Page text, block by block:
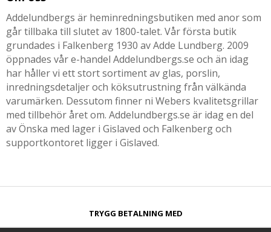
Addelundbergs är heminredningsbutiken med anor som
går tillbaka till slutet av 1800-talet. Vår första butik
grundades i Falkenberg 1930 av Adde Lundberg. 2009
öppnades vår e-handel Addelundbergs.se och än idag
har håller vi ett stort sortiment av glas, porslin,
inredningsdetaljer och köksutrustning från välkända
varumärken. Dessutom finner ni Webers kvalitetsgrillar
med tillbehör året om. Addelundbergs.se är idag en del
av Önska med lager i Gislaved och Falkenberg och
supportkontoret ligger i Gislaved.
TRYGG BETALNING MED​